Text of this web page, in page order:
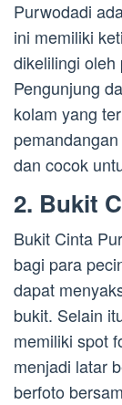
Purwodadi
ini memiliki
dikelilingi oleh
Pengunjung
kolam yang
dan cocok
2. Bukit
Bukit Cinta
bagi para
dapat
bukit. Selain
memiliki spot
menjadi latar
berfoto